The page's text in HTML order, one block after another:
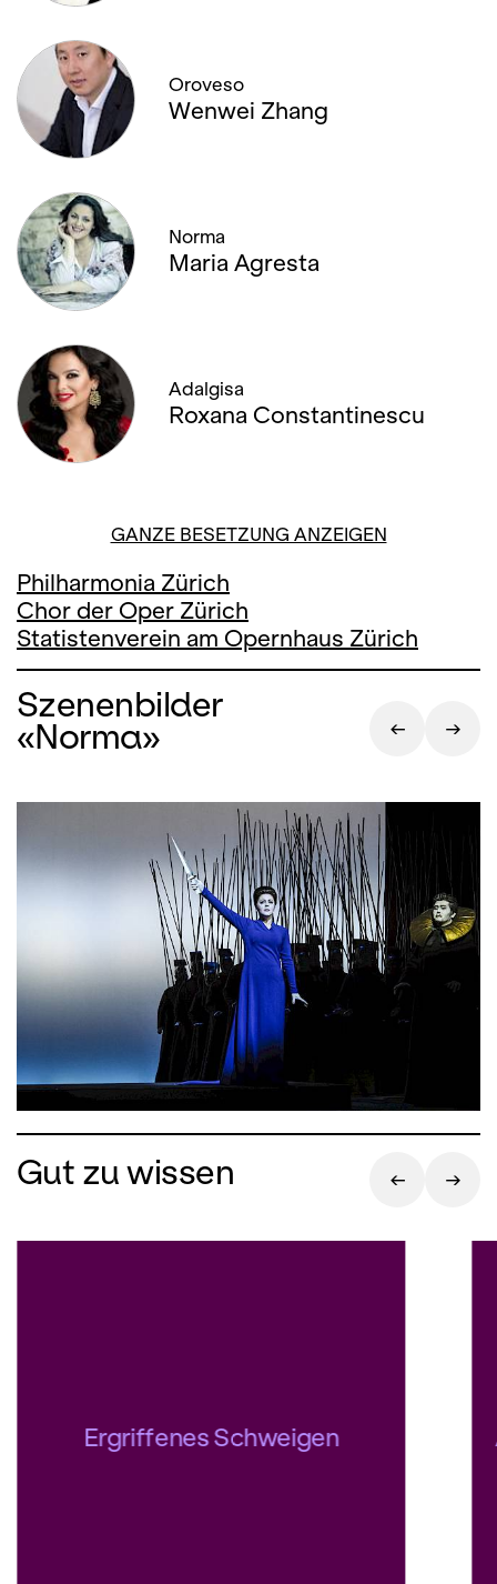
Oroveso
Wenwei Zhang
Norma
Maria Agresta
Adalgisa
Roxana Constantinescu
GANZE BESETZUNG ANZEIGEN
Philharmonia Zürich
Chor der Oper Zürich
Statistenverein am Opernhaus Zürich
Szenenbilder
«Norma»
Gut zu wissen
Ergriffenes Schweigen